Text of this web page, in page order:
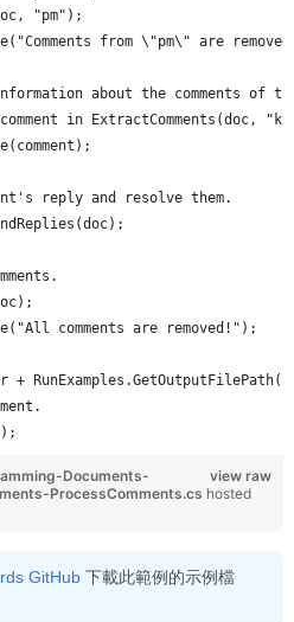
"pm");
from \"pm\" are
about the comments of
in ExtractComments(doc,
reply and resolve them.
comments are removed!");
view raw
Documents-
ProcessComments.cs hosted
GitHub下載此範例的示例檔